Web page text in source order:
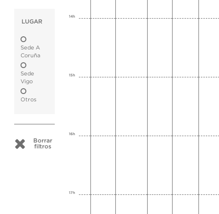
LUGAR
Sede A
Coruña
Sede
Vigo
Otros
Borrar
filtros
14h
15h
16h
17h